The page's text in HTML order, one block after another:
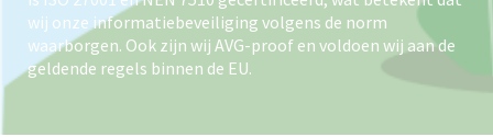
wij onze informatiebeveiliging volgens de norm
waarborgen. Ook zijn wij AVG-proof en voldoen wij aan de
geldende regels binnen de EU.